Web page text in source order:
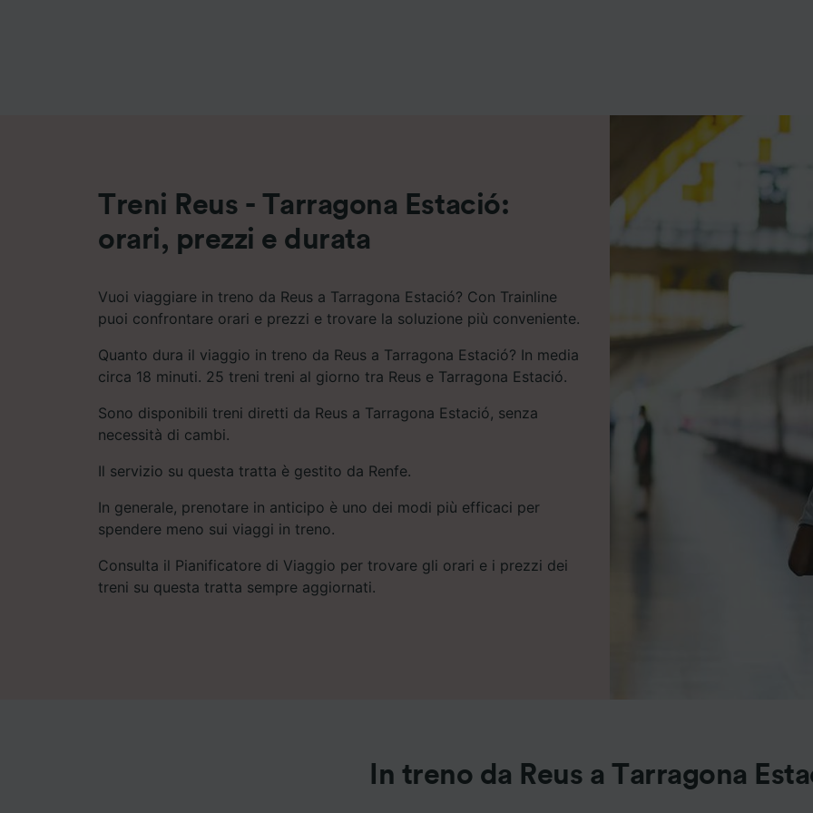
Treni Reus - Tarragona Estació:
orari, prezzi e durata
Vuoi viaggiare in treno da Reus a Tarragona Estació? Con Trainline
puoi confrontare orari e prezzi e trovare la soluzione più conveniente.
Quanto dura il viaggio in treno da Reus a Tarragona Estació? In media
circa 18 minuti. 25 treni treni al giorno tra Reus e Tarragona Estació.
Sono disponibili treni diretti da Reus a Tarragona Estació, senza
necessità di cambi.
Il servizio su questa tratta è gestito da Renfe.
In generale, prenotare in anticipo è uno dei modi più efficaci per
spendere meno sui viaggi in treno.
Consulta il Pianificatore di Viaggio per trovare gli orari e i prezzi dei
treni su questa tratta sempre aggiornati.
In treno da Reus a Tarragona